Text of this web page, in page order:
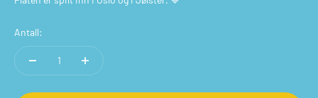
Antall: